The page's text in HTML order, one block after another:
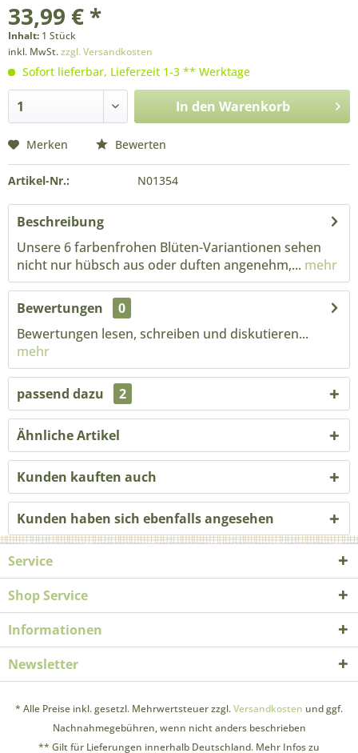
33,99 € *
Inhalt: 1 Stück
inkl. MwSt.zzgl. Versandkosten
Sofort lieferbar, Lieferzeit 1-3 ** Werktage
In den Warenkorb
Merken Bewerten
Artikel-Nr.: N01354
Beschreibung
Unsere 6 farbenfrohen Blüten-Variantionen sehen
nicht nur hübsch aus oder duften angenehm,... mehr
Bewertungen
0
Bewertungen lesen, schreiben und diskutieren...
mehr
passend dazu 2
Ähnliche Artikel
Kunden kauften auch
Kunden haben sich ebenfalls angesehen
Service
Shop Service
Informationen
Newsletter
* Alle Preise inkl. gesetzl. Mehrwertsteuer zzgl.Versandkosten und ggf.
Nachnahmegebühren, wenn nicht anders beschrieben
** Gilt für Lieferungen innerhalb Deutschland. Mehr Infos zu